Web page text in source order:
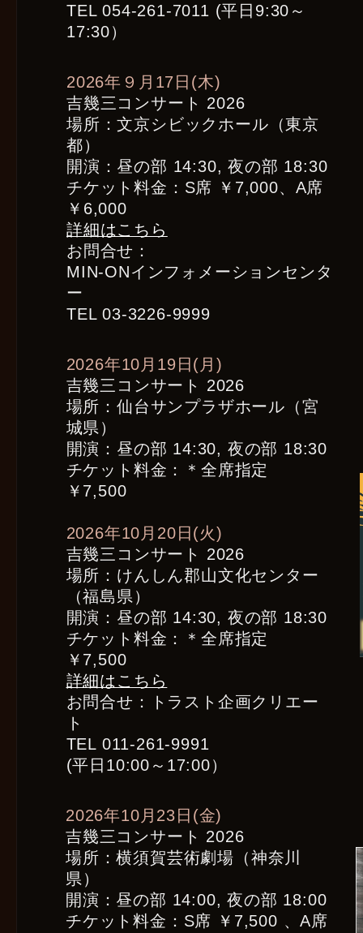
TEL 054-261-7011 (平日9:30～
17:30）
2026年９月17日(木)
吉幾三コンサート 2026
場所：文京シビックホール（東京
都）
開演：昼の部 14:30, 夜の部 18:30
チケット料金：S席 ￥7,000、A席
￥6,000
詳細はこちら
お問合せ：
MIN-ONインフォメーションセンタ
ー
TEL 03-3226-9999
2026年10月19日(月)
吉幾三コンサート 2026
場所：仙台サンプラザホール（宮
城県）
開演：昼の部 14:30, 夜の部 18:30
チケット料金：＊全席指定
￥7,500
2026年10月20日(火)
吉幾三コンサート 2026
場所：けんしん郡山文化センター
（福島県）
開演：昼の部 14:30, 夜の部 18:30
チケット料金：＊全席指定
￥7,500
詳細はこちら
お問合せ：トラスト企画クリエー
ト
TEL 011-261-9991
(平日10:00～17:00）
2026年10月23日(金)
吉幾三コンサート 2026
場所：横須賀芸術劇場（神奈川
県）
開演：昼の部 14:00, 夜の部 18:00
チケット料金：S席 ￥7,500 、A席